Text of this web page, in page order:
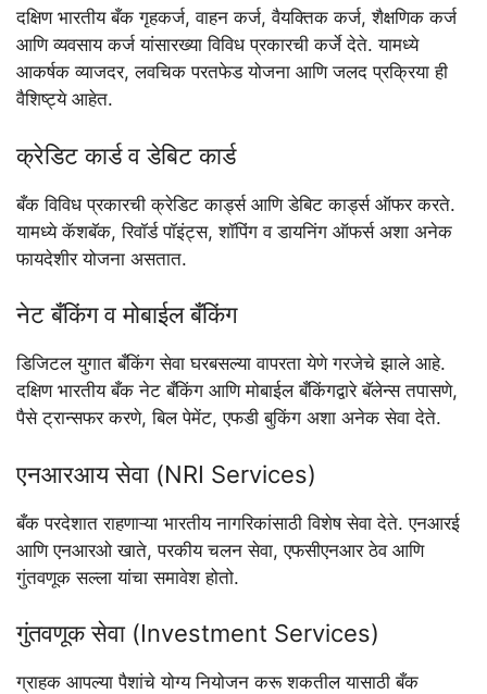
दक्षिण भारतीय बँक गृहकर्ज, वाहन कर्ज, वैयक्तिक कर्ज, शैक्षणिक कर्ज
आणि व्यवसाय कर्ज यांसारख्या विविध प्रकारची कर्जे देते. यामध्ये
आकर्षक व्याजदर, लवचिक परतफेड योजना आणि जलद प्रक्रिया ही
वैशिष्ट्ये आहेत.
क्रेडिट कार्ड व डेबिट कार्ड
बँक विविध प्रकारची क्रेडिट कार्ड्स आणि डेबिट कार्ड्स ऑफर करते.
यामध्ये कॅशबॅक, रिवॉर्ड पॉइंट्स, शॉपिंग व डायनिंग ऑफर्स अशा अनेक
फायदेशीर योजना असतात.
नेट बँकिंग व मोबाईल बँकिंग
डिजिटल युगात बँकिंग सेवा घरबसल्या वापरता येणे गरजेचे झाले आहे.
दक्षिण भारतीय बँक नेट बँकिंग आणि मोबाईल बँकिंगद्वारे बॅलेन्स तपासणे,
पैसे ट्रान्सफर करणे, बिल पेमेंट, एफडी बुकिंग अशा अनेक सेवा देते.
एनआरआय सेवा (NRI Services)
बँक परदेशात राहणाऱ्या भारतीय नागरिकांसाठी विशेष सेवा देते. एनआरई
आणि एनआरओ खाते, परकीय चलन सेवा, एफसीएनआर ठेव आणि
गुंतवणूक सल्ला यांचा समावेश होतो.
गुंतवणूक सेवा (Investment Services)
ग्राहक आपल्या पैशांचे योग्य नियोजन करू शकतील यासाठी बँक